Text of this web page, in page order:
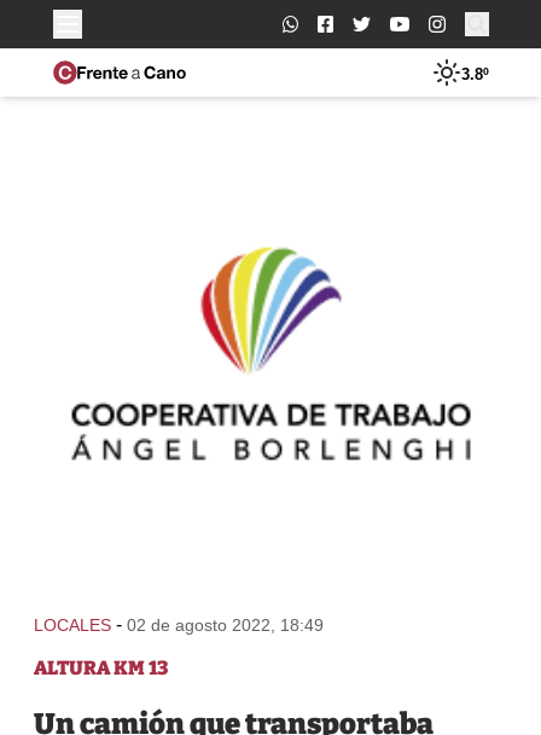
Buscar:
3.8º
LOCALES - 02 de agosto 2022, 18:49
ALTURA KM 13
Un camión que transportaba